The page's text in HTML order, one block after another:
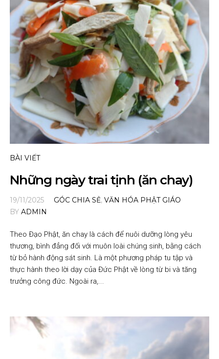
BÀI VIẾT
Những ngày trai tịnh (ăn chay)
19/11/2025 GÓC CHIA SẺ, VĂN HÓA PHẬT GIÁO
BY ADMIN
Theo Đạo Phật, ăn chay là cách để nuôi dưỡng lòng yêu
thương, bình đẳng đối với muôn loài chúng sinh, bằng cách
từ bỏ hành động sát sinh. Là một phương pháp tu tập và
thực hành theo lời dạy của Đức Phật về lòng từ bi và tăng
trưởng công đức. Ngoài ra,...